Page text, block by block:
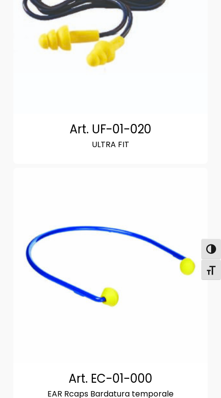
Art. UF-01-020
ULTRA FIT
Art. EC-01-000
EAR Rcaps Bardatura temporale